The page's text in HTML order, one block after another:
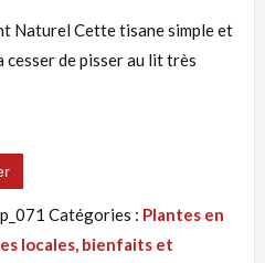
Naturel Cette tisane simple et
cesser de pisser au lit très
p_071 Catégories : Plantes en
locales, bienfaits et